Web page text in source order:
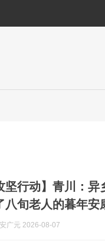
坚行动】青川：
八旬老人的暮年安
广元 2026-08-07